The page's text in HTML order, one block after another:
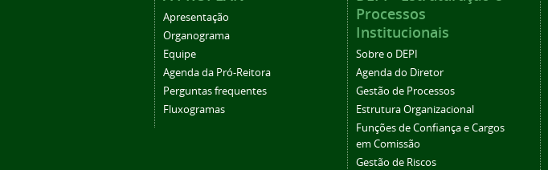
Apresentação
Organograma
Equipe
Agenda da Pró-Reitora
Perguntas frequentes
Fluxogramas
Processos
Institucionais
Sobre o DEPI
Agenda do Diretor
Gestão de Processos
Estrutura Organizacional
Funções de Confiança e Cargos
em Comissão
Gestão de Riscos